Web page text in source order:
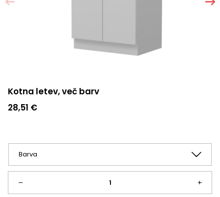
Kotna letev, več barv
28,51 €
–
Kotna +